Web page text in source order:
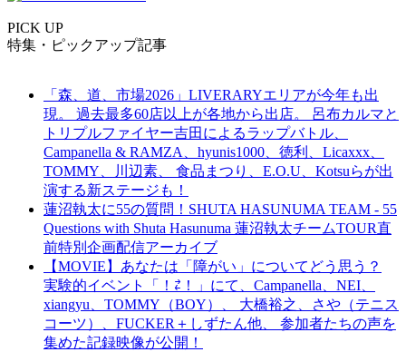
PICK UP
特集・ピックアップ記事
「森、道、市場2026」LIVERARYエリアが今年も出
現。 過去最多60店以上が各地から出店。 呂布カルマと
トリプルファイヤー吉田によるラップバトル、
Campanella & RAMZA、hyunis1000、徳利、Licaxxx、
TOMMY、川辺素、 食品まつり、E.O.U、Kotsuらが出
演する新ステージも！
蓮沼執太に55の質問！SHUTA HASUNUMA TEAM - 55
Questions with Shuta Hasunuma 蓮沼執太チームTOUR直
前特別企画配信アーカイブ
【MOVIE】あなたは「障がい」についてどう思う？
実験的イベント「！⇄！」にて、Campanella、NEI、
xiangyu、TOMMY（BOY）、 大橋裕之、さや（テニス
コーツ）、FUCKER＋しずたん他、 参加者たちの声を
集めた記録映像が公開！